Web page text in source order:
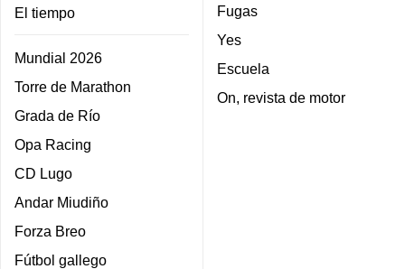
El tiempo
Mundial 2026
Torre de Marathon
Grada de Río
Opa Racing
CD Lugo
Andar Miudiño
Forza Breo
Fútbol gallego
Fugas
Yes
Escuela
On, revista de motor